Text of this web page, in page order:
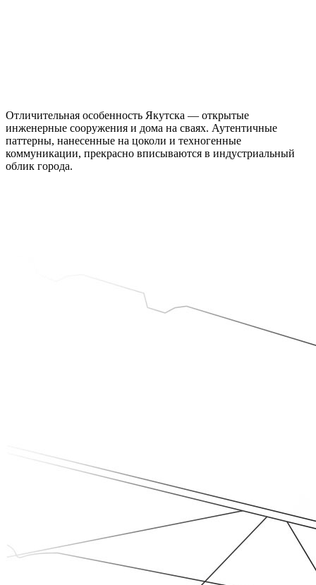
Отличительная особенность Якутска — открытые
инженерные сооружения и дома на сваях. Аутентичные
паттерны, нанесенные на цоколи и техногенные
коммуникации, прекрасно вписываются в индустриальный
облик города.